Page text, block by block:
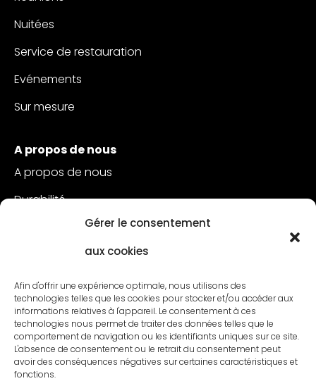
Gérer le consentement
aux cookies
Afin d'offrir une expérience optimale, nous utilisons des
technologies telles que les cookies pour stocker et/ou accéder aux
informations relatives à l'appareil. Le consentement à ces
technologies nous permet de traiter des données telles que le
comportement de navigation ou les identifiants uniques sur ce site.
L'absence de consentement ou le retrait du consentement peut
avoir des conséquences négatives sur certaines caractéristiques et
fonctions.
Nuitées
Service de restauration
Evénements
Sur mesure
A propos de nous
A propos de nous
Durabilité
Service à la clientèle
Postes vacants
Contact